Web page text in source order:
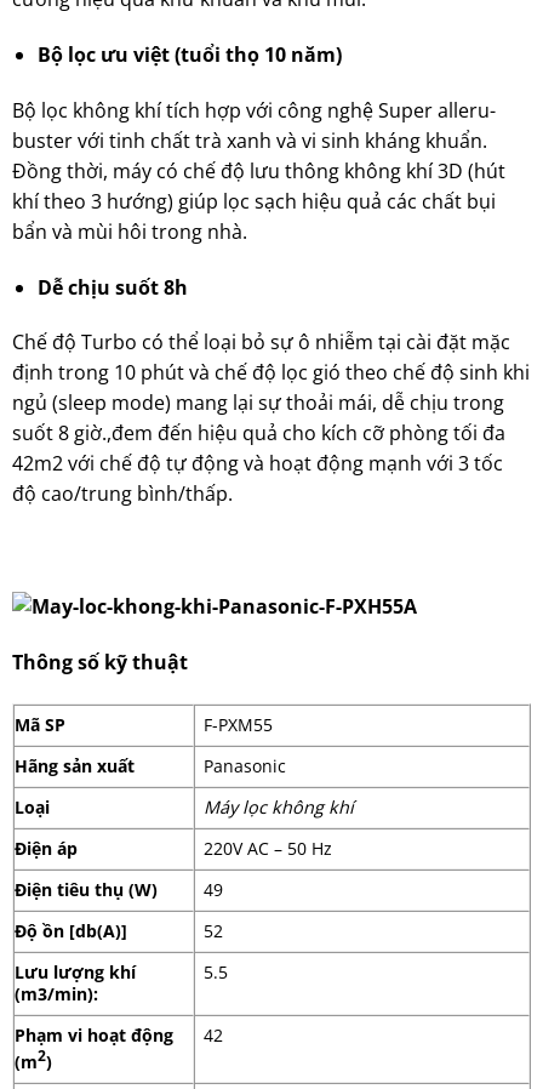
Bộ lọc ưu việt (tuổi thọ 10 năm)
Bộ lọc không khí tích hợp với công nghệ Super alleru-
buster với tinh chất trà xanh và vi sinh kháng khuẩn.
Đồng thời, máy có chế độ lưu thông không khí 3D (hút
khí theo 3 hướng) giúp lọc sạch hiệu quả các chất bụi
bẩn và mùi hôi trong nhà.
Dễ chịu suốt 8h
Chế độ Turbo có thể loại bỏ sự ô nhiễm tại cài đặt mặc
định trong 10 phút và chế độ lọc gió theo chế độ sinh khi
ngủ (sleep mode) mang lại sự thoải mái, dễ chịu trong
suốt 8 giờ.,đem đến hiệu quả cho kích cỡ phòng tối đa
42m2 với chế độ tự động và hoạt động mạnh với 3 tốc
độ cao/trung bình/thấp.
Thông số kỹ thuật
Mã SP
F-PXM55
Hãng sản xuất
Panasonic
Loại
Máy lọc không khí
Điện áp
220V AC – 50 Hz
Điện tiêu thụ (W)
49
Độ ồn [db(A)]
52
Lưu lượng khí
(m3/min):
5.5
Phạm vi hoạt động
(m2)
42